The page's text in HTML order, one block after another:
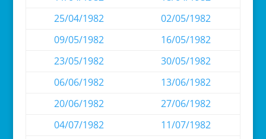
25/04/1982
02/05/1982
09/05/1982
16/05/1982
23/05/1982
30/05/1982
06/06/1982
13/06/1982
20/06/1982
27/06/1982
04/07/1982
11/07/1982